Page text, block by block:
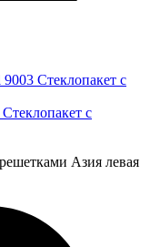
Азия левая